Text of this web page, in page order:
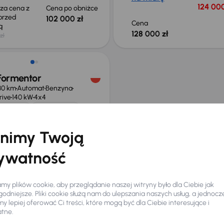
cena z
Cena po obniżce
102 000 zł
124
Cena
128 000 zł
odliczenia VAT
kmAutomatBenzyna
140 kW4x4
rata Cena promocyjna
131 000 zł
zł
Twoją
plików cookie, aby przeglądanie naszej witryny było dla Ciebie jak
Pliki cookie służą nam do ulepszania naszych usług, a
lepiej oferować Ci treści, które mogą być dla Ciebie interesujące i